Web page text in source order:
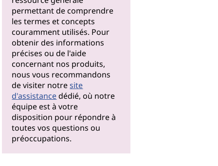
permettant de comprendre
les termes et concepts
couramment utilisés. Pour
obtenir des informations
précises ou de l'aide
concernant nos produits,
nous vous recommandons
de visiter notresite
d'assistancedédié, où notre
équipe est à votre
disposition pour répondre à
toutes vos questions ou
préoccupations.